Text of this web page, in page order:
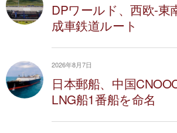
DPワールド、西欧-東
成車鉄道ルート
2026年8月7日
日本郵船、中国
LNG船1番船を命名